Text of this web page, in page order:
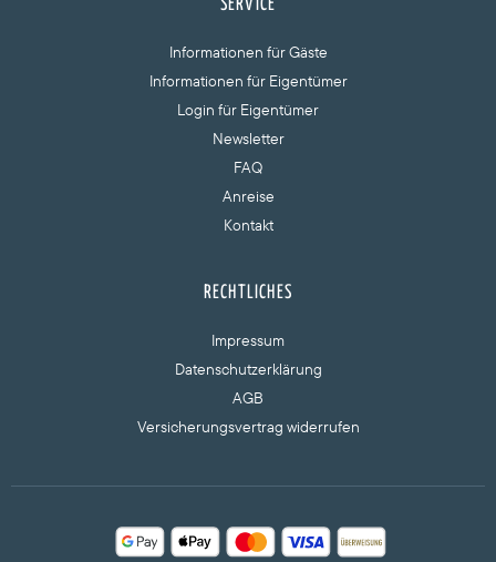
SERVICE
Informationen für Gäste
Informationen für Eigentümer
Login für Eigentümer
Newsletter
FAQ
Anreise
Kontakt
RECHTLICHES
Impressum
Datenschutzerklärung
AGB
Versicherungsvertrag widerrufen